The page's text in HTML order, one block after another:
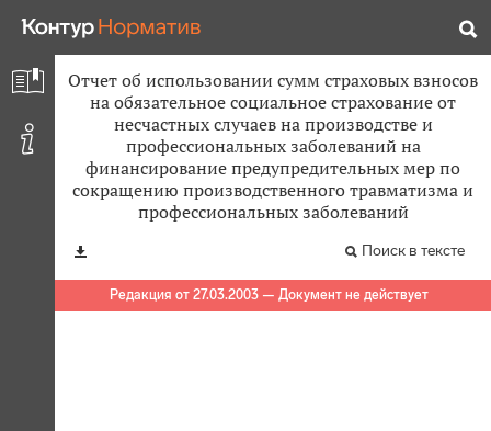
Отчет об использовании сумм страховых взносов
на обязательное социальное страхование от
несчастных случаев на производстве и
профессиональных заболеваний на
финансирование предупредительных мер по
сокращению производственного травматизма и
профессиональных заболеваний
Поиск в тексте
Редакция от 27.03.2003 — Документ не действует